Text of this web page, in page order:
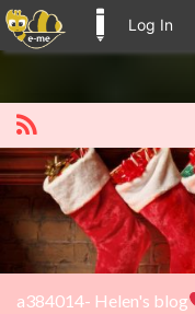
Log In
Search for:
a384014- Helen's blog